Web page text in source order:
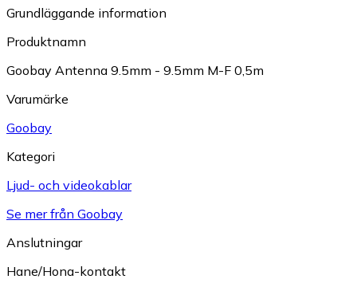
Grundläggande information
Produktnamn
Goobay Antenna 9.5mm - 9.5mm M-F 0,5m
Varumärke
Goobay
Kategori
Ljud- och videokablar
Se mer från Goobay
Anslutningar
Hane/Hona-kontakt